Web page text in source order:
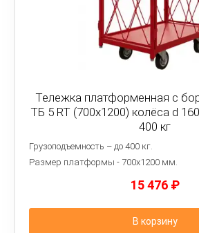
Тележка платформенная с
ТБ 5 RT (700x1200) колёса d
400 кг
Грузоподъемность – до 400 кг.
Размер платформы - 700х1200 мм.
15 476 ₽
В корзину